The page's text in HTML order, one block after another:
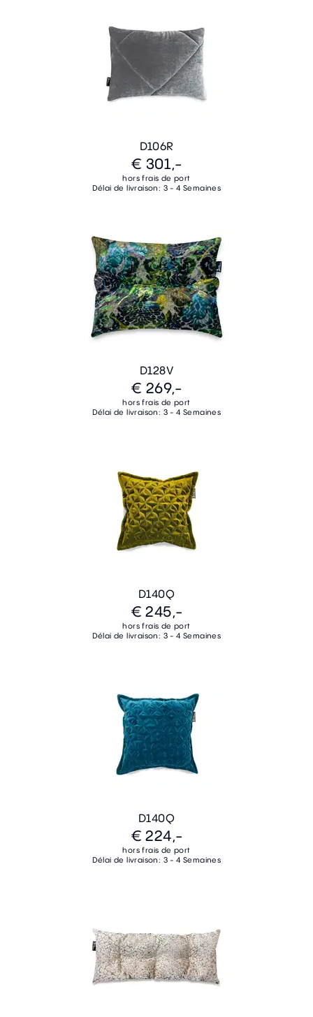
D106R
€ 301,-
hors frais de port
Délai de livraison: 3 - 4 Semaines
D128V
€ 269,-
hors frais de port
Délai de livraison: 3 - 4 Semaines
D140Q
€ 245,-
hors frais de port
Délai de livraison: 3 - 4 Semaines
D140Q
€ 224,-
hors frais de port
Délai de livraison: 3 - 4 Semaines